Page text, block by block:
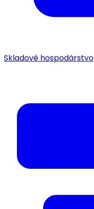
Skladové hospodárstvo